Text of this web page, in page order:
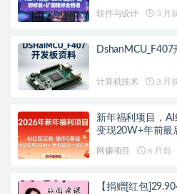
软件与设计 3 月
计算机技术 3 月
新年福利项目，
变现20W+年前最
网赚项目 6 月前
【捐赠[红包
1、建议登录下单，可随时再
浏览器支付后无法自动跳转显
发送！
2、部分资料仅登录可见！
3、如遇到百度网盘链接失效了
单，一般会当天进行处理的。
消息会回复！